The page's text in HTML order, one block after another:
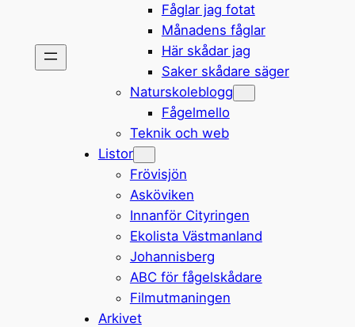
Fåglar jag fotat
Månadens fåglar
Här skådar jag
Saker skådare säger
Naturskoleblogg
Fågelmello
Teknik och web
Listor
Frövisjön
Asköviken
Innanför Cityringen
Ekolista Västmanland
Johannisberg
ABC för fågelskådare
Filmutmaningen
Arkivet